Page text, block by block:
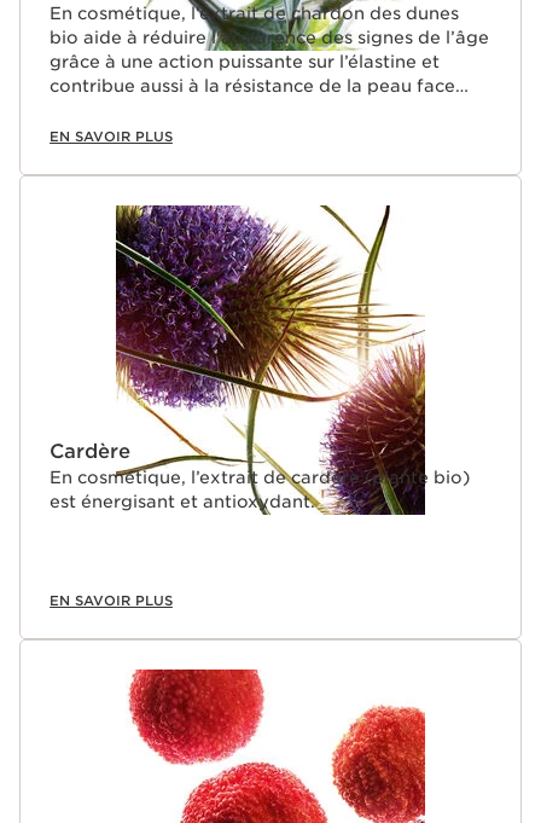
En cosmétique, l’extrait de chardon des dunes
bio aide à réduire l'apparence des signes de l’âge
grâce à une action puissante sur l’élastine et
contribue aussi à la résistance de la peau face
fatigue).
EN SAVOIR PLUS
Cardère
En cosmétique, l’extrait de cardère (plante bio)
est énergisant et antioxydant.
EN SAVOIR PLUS